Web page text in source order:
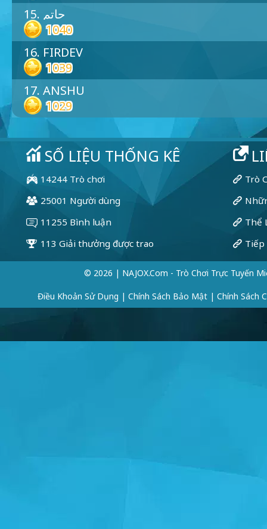
15. حاتم
1040
16. FIRDEV
1039
17. ANSHU
1029
© 2026 | NAJOX.com - Trò Chơi Trực Tuyến
Điều Khoản Sử Dụng | Chính Sách Bảo Mật| Chính Sách